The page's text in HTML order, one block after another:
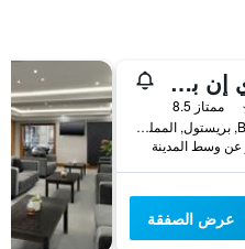
هوليداي إن بريستول سيتي سنتر
ممتاز 8.5
Bond Street, بريستول, المملكة المتحدة
عرض الصفقة